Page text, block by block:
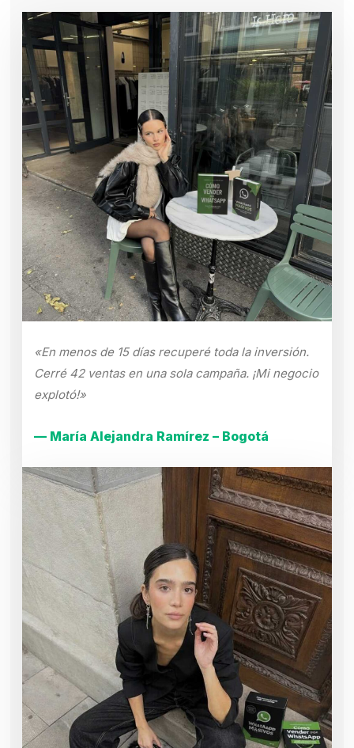
«En menos de 15 días recuperé toda la inversión.
Cerré 42 ventas en una sola campaña. ¡Mi negocio
explotó!»
— María Alejandra Ramírez – Bogotá